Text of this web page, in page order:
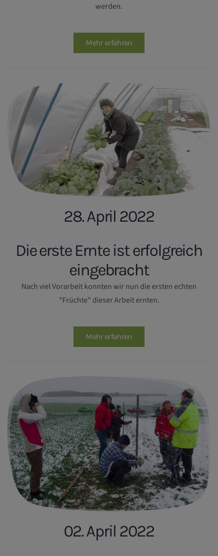
werden.
Mehr erfahren
28. April 2022
Die erste Ernte ist erfolgreich
eingebracht
Nach viel Vorarbeit konnten wir nun die ersten echten
"Früchte" dieser Arbeit ernten.
Mehr erfahren
02. April 2022